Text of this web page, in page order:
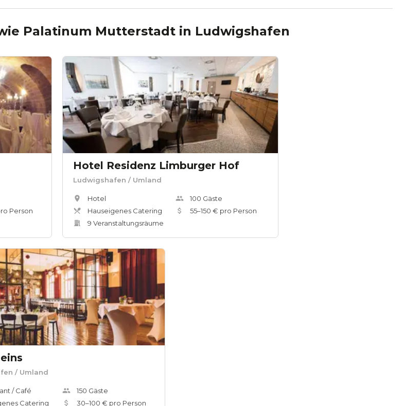
Palatinum Mutterstadt in Ludwigshafen
Person
Hotel Residenz Limburger Hof
Ludwigshafen / Umland
Hotel
Hauseigenes Catering
9 Veranstaltungsräume
100 Gäste
55–150 € pro Person
/ Umland
/ Café
Catering
150 Gäste
30–100 € pro Person